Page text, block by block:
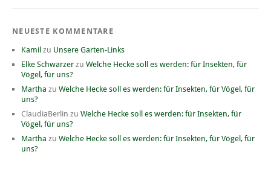
NEUESTE KOMMENTARE
Kamil zu Unsere Garten-Links
Elke Schwarzer zu Welche Hecke soll es werden: für Insekten, für
Vögel, für uns?
Martha zu Welche Hecke soll es werden: für Insekten, für Vögel, für
uns?
ClaudiaBerlin zu Welche Hecke soll es werden: für Insekten, für
Vögel, für uns?
Martha zu Welche Hecke soll es werden: für Insekten, für Vögel, für
uns?